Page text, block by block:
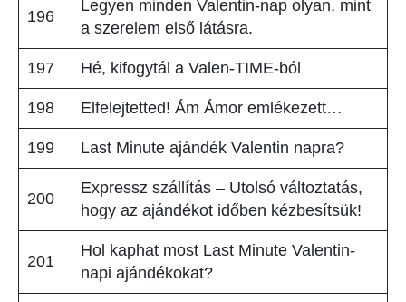
196
Legyen minden Valentin-nap olyan, mint
a szerelem első látásra.
197 Hé, kifogytál a Valen-TIME-ból
198 Elfelejtetted! Ám Ámor emlékezett…
199 Last Minute ajándék Valentin napra?
200
Expressz szállítás – Utolsó változtatás,
hogy az ajándékot időben kézbesítsük!
201
Hol kaphat most Last Minute Valentin-
napi ajándékokat?